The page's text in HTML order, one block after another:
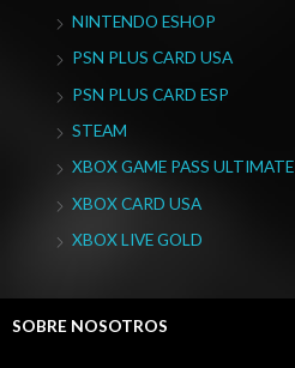
NINTENDO ESHOP
PSN PLUS CARD USA
PSN PLUS CARD ESP
STEAM
XBOX GAME PASS ULTIMATE
XBOX CARD USA
XBOX LIVE GOLD
SOBRE NOSOTROS